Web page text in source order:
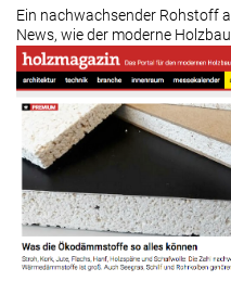
Ein nachwachsender Rohstoff
News, wie der moderne